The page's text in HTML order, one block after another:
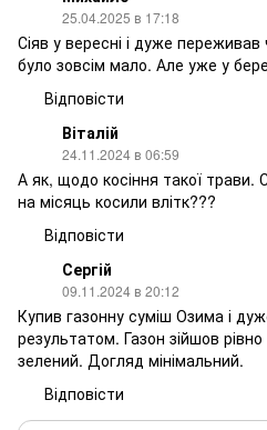
25.04.2025 в 17:18
Сіяв у вересні і дуже переживав
було зовсім мало. Але уже у
Відповісти
Віталій
24.11.2024 в 06:59
А як, щодо косіння такої трави.
на місяць косили влітк???
Відповісти
Сергій
09.11.2024 в 20:12
Купив газонну суміш Озима і
результатом. Газон зійшов
зелений. Догляд мінімальний.
Відповісти